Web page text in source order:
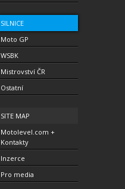
SILNICE
Moto GP
WSBK
Mistrovství ČR
Ostatní
SITE MAP
Motolevel.com +
Kontakty
Inzerce
Pro media